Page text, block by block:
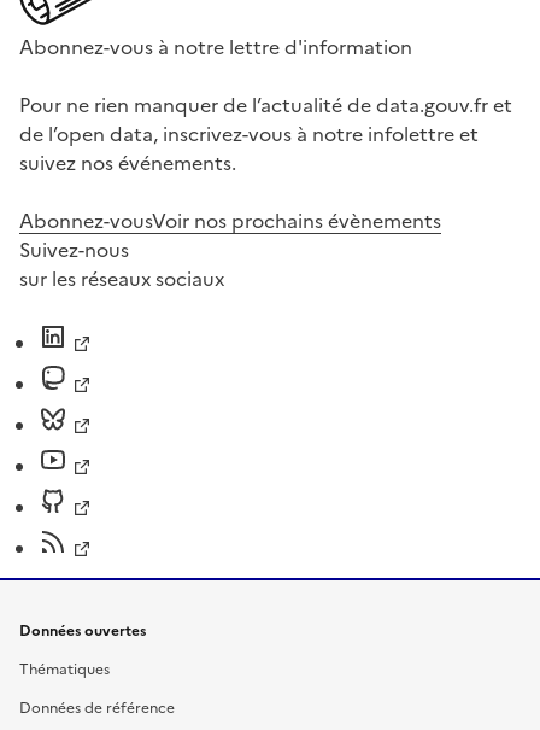
Abonnez-vous à notre lettre d'information
Pour ne rien manquer de l’actualité de data.gouv.fr et
de l’open data, inscrivez-vous à notre infolettre et
suivez nos événements.
Abonnez-vousVoir nos prochains évènements
Suivez-nous
sur les réseaux sociaux
Données ouvertes
Thématiques
Données de référence